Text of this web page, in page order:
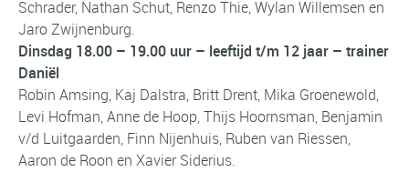
Schrader, Nathan Schut, Renzo Thie, Wylan Willemsen en
Jaro Zwijnenburg.
Dinsdag 18.00 – 19.00 uur – leeftijd t/m 12 jaar – trainer
Daniël
Robin Amsing, Kaj Dalstra, Britt Drent, Mika Groenewold,
Levi Hofman, Anne de Hoop, Thijs Hoornsman, Benjamin
v/d Luitgaarden, Finn Nijenhuis, Ruben van Riessen,
Aaron de Roon en Xavier Siderius.